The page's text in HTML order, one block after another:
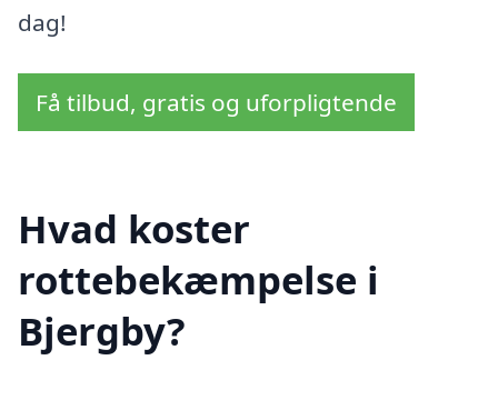
dag!
Få tilbud, gratis og uforpligtende
Hvad koster
rottebekæmpelse i
Bjergby?